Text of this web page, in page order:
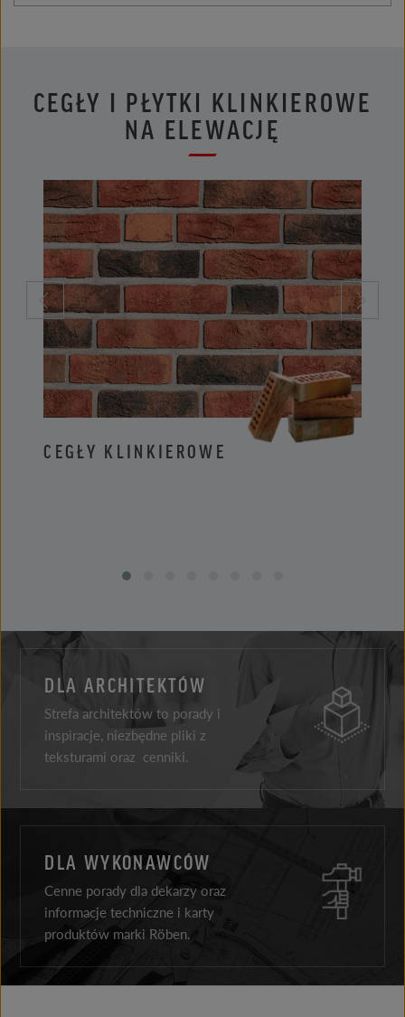
CEGŁY I PŁYTKI KLINKIEROWE
NA ELEWACJĘ
CEGŁY KLINKIEROWE
DLA ARCHITEKTÓW
Strefa architektów to porady i
inspiracje, niezbędne pliki z
teksturami oraz cenniki.
DLA WYKONAWCÓW
Cenne porady dla dekarzy oraz
informacje techniczne i karty
produktów marki Röben.